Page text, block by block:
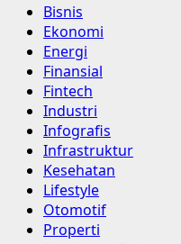
Bisnis
Ekonomi
Energi
Finansial
Fintech
Industri
Infografis
Infrastruktur
Kesehatan
Lifestyle
Otomotif
Properti